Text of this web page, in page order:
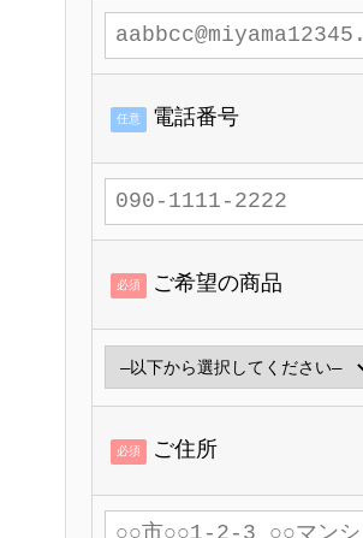
任意 電話番号
必須 ご希望の商品
必須 ご住所